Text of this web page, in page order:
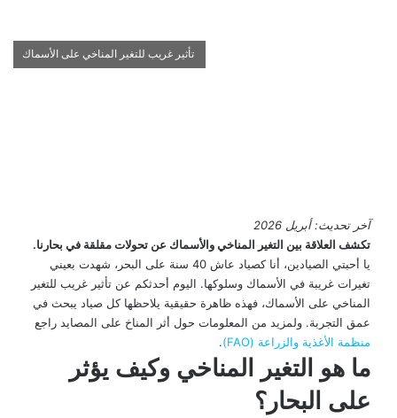
تأثير غريب للتغير المناخي على الأسماك
آخر تحديث: أبريل 2026
تكشف العلاقة بين التغير المناخي والأسماك عن تحولات مقلقة في بحارنا.
يا أحبتي الصيادين، أنا كصياد عاش 40 سنة على البحر، شهدت بعيني
تغيرات غريبة في الأسماك وسلوكها. اليوم أحدثكم عن تأثير غريب للتغير
المناخي على الأسماك، فهذه ظاهرة حقيقية يلاحظها كل صياد يبحث في
عمق التجربة. ولمزيد من المعلومات حول أثر المناخ على المصايد راجع
منظمة الأغذية والزراعة (FAO)
.
ما هو التغير المناخي وكيف يؤثر
على البحار؟